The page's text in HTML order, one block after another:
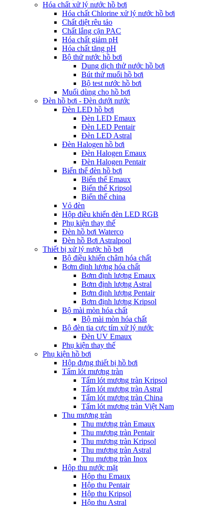
Hóa chất xử lý nước hồ bơi
Hóa chất Chlorine xử lý nước hồ bơi
Chất diệt rêu tảo
Chất lắng cặn PAC
Hóa chất giảm pH
Hóa chất tăng pH
Bộ thử nước hồ bơi
Dung dịch thử nước hồ bơi
Bút thử muối hồ bơi
Bộ test nước hồ bơi
Muối dùng cho hồ bơi
Đèn hồ bơi - Đèn dưới nước
Đèn LED hồ bơi
Đèn LED Emaux
Đèn LED Pentair
Đèn LED Astral
Đèn Halogen hồ bơi
Đèn Halogen Emaux
Đèn Halogen Pentair
Biến thế đèn hồ bơi
Biến thế Emaux
Biến thế Kripsol
Biến thế china
Vỏ đèn
Hộp điều khiển đèn LED RGB
Phụ kiện thay thế
Đèn hồ bơi Waterco
Đèn hồ Bơi Astralpool
Thiết bị xử lý nước hồ bơi
Bộ điều khiển châm hóa chất
Bơm định lượng hóa chất
Bơm định lượng Emaux
Bơm định lượng Astral
Bơm định lượng Pentair
Bơm định lượng Kripsol
Bộ mài mòn hóa chất
Bộ mài mòn hóa chất
Bộ đèn tia cực tím xử lý nước
Đèn UV Emaux
Phụ kiện thay thế
Phụ kiện hồ bơi
Hộp đựng thiết bị hồ bơi
Tấm lót mương tràn
Tấm lót mương tràn Kripsol
Tấm lót mương tràn Astral
Tấm lót mương tràn China
Tấm lót mương tràn Việt Nam
Thu mương tràn
Thu mương tràn Emaux
Thu mương tràn Pentair
Thu mương tràn Kripsol
Thu mương tràn Astral
Thu mương tràn Inox
Hôp thu nước mặt
Hộp thu Emaux
Hộp thu Pentair
Hộp thu Kripsol
Hộp thu Astral